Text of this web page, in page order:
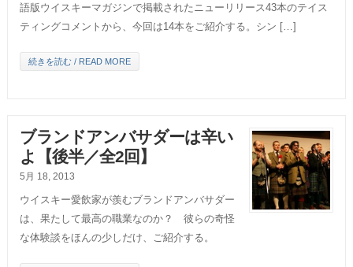
語版ウイスキーマガジンで掲載されたニューリリース43本のテイス
ティングコメントから、今回は14本をご紹介する。シン […]
続きを読む / READ MORE
ブランドアンバサダーは辛い
よ【後半／全2回】
5月 18, 2013
ウイスキー愛飲家が羨むブランドアンバサダー
は、果たして最高の職業なのか？ 彼らの奇怪
な体験談をほんの少しだけ、ご紹介する。